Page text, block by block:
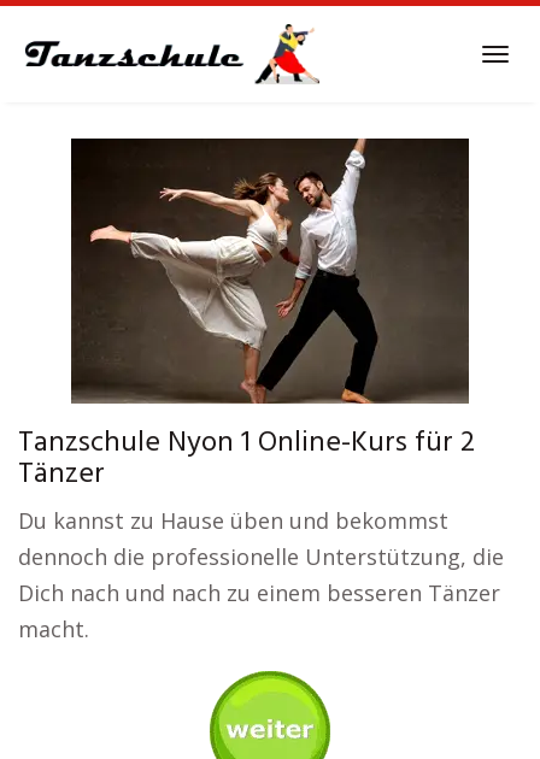
Tanzschule Nyon 1 Online-Kurs für 2
Tänzer
Du kannst zu Hause üben und bekommst
dennoch die professionelle Unterstützung, die
Dich nach und nach zu einem besseren Tänzer
macht.